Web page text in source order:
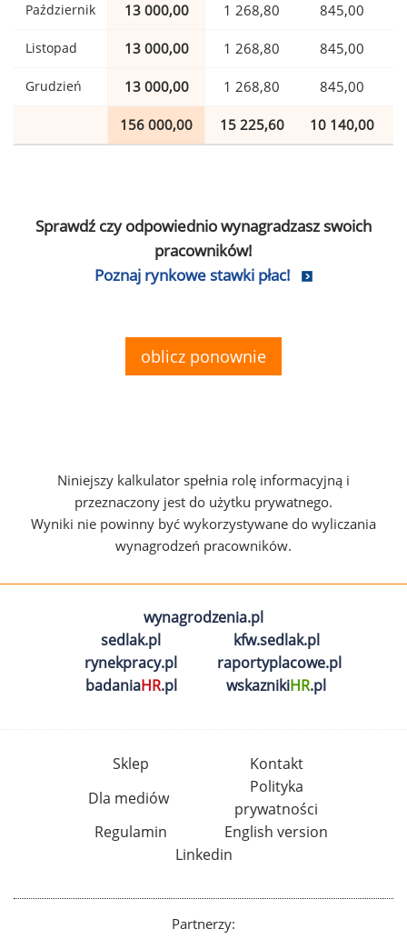
Październik 13 000,00 1 268,80 845,00
Listopad 13 000,00 1 268,80 845,00
Grudzień 13 000,00 1 268,80 845,00
156 000,00 15 225,60 10 140,00
Sprawdź czy odpowiednio wynagradzasz swoich
pracowników!
Poznaj rynkowe stawki płac!
oblicz ponownie
Niniejszy kalkulator spełnia rolę informacyjną i
przeznaczony jest do użytku prywatnego.
Wyniki nie powinny być wykorzystywane do wyliczania
wynagrodzeń pracowników.
wynagrodzenia.pl
sedlak.pl
kfw.sedlak.pl
rynekpracy.pl
raportyplacowe.pl
badaniaHR.pl wskaznikiHR.pl
Sklep
Kontakt
Dla mediów
Polityka
prywatności
Regulamin
English version
Linkedin
Partnerzy: